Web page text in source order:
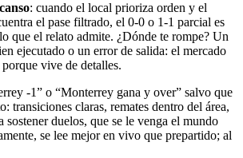
: cuando el local prioriza orden y el
el pase filtrado, el 0-0 o 1-1 parcial es
que el relato admite. ¿Dónde te rompe? Un
ejecutado o un error de salida: el mercado
vive de detalles.
-1” o “Monterrey gana y over” salvo que
transiciones claras, remates dentro del área,
sostener duelos, que se le venga el mundo
se lee mejor en vivo que prepartido; al